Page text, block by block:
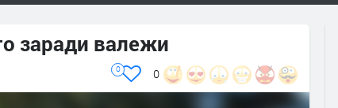
заради валежи
0
0